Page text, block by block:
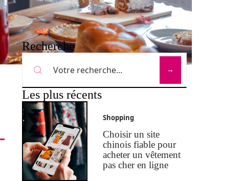
Recherche
Les plus récents
Shopping
Choisir un site
chinois fiable pour
acheter un vêtement
pas cher en ligne